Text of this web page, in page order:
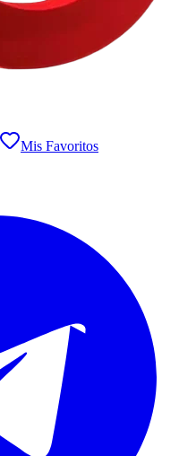
Mis Favoritos